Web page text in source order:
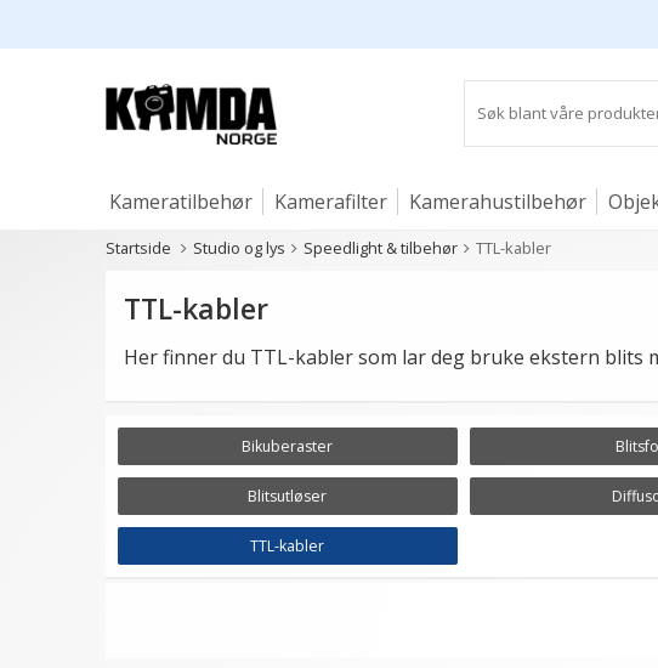
Kameratilbehør Kamerafilter Kamerahustilbehør
Studio og lys
Startside Studio og lys Speedlight & tilbehør TTL-kabler
TTL-kabler
Her finner du TTL-kabler som lar deg bruke ekstern
Bikuberaster
Blitsutløser
TTL-kabler